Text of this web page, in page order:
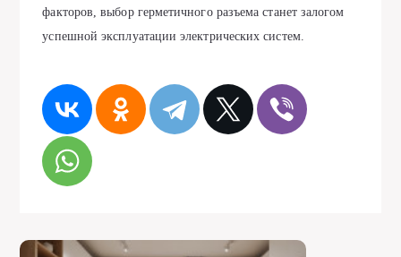
факторов, выбор герметичного разъема станет залогом
успешной эксплуатации электрических систем.